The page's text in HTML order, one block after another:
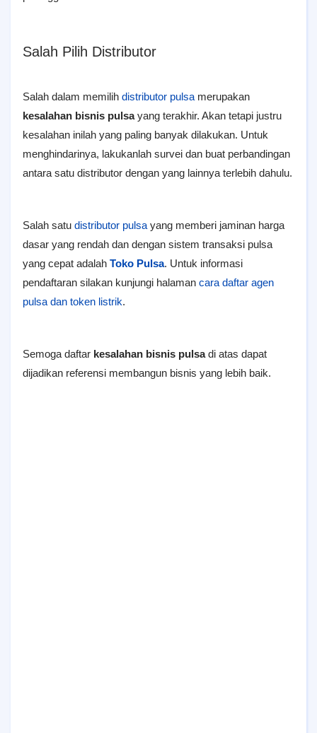
Salah Pilih Distributor
Salah dalam memilih distributor pulsa merupakan
kesalahan bisnis pulsayang terakhir. Akan tetapi justru
kesalahan inilah yang paling banyak dilakukan. Untuk
menghindarinya, lakukanlah survei dan buat perbandingan
antara satu distributor dengan yang lainnya terlebih dahulu.
Salah satu distributor pulsa yang memberi jaminan harga
dasar yang rendah dan dengan sistem transaksi pulsa
yang cepat adalah Toko Pulsa. Untuk informasi
pendaftaran silakan kunjungi halaman cara daftar agen
pulsa dan token listrik.
Semoga daftar kesalahan bisnis pulsadi atas dapat
dijadikan referensi membangun bisnis yang lebih baik.